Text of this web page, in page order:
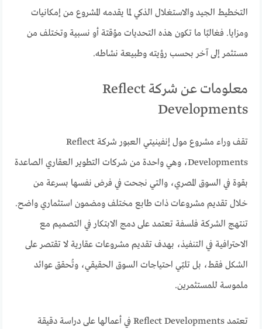
التخطيط الجيد والاستغلال الذكي لما يقدمه المشروع من إمكانيات
ومزايا. فغالبًا ما تكون هذه التحديات مؤقتة أو نسبية وتختلف من
مستثمر إلى آخر بحسب رؤيته وطبيعة نشاطه.
معلومات عن شركة Reflect
Developments
تقف وراء مشروع مول إنفينيتي العبور شركة Reflect
Developments، وهي واحدة من شركات التطوير العقاري الصاعدة
بقوة في السوق المصري، والتي نجحت في فرض نفسها بسرعة من
خلال تقديم مشروعات ذات طابع مختلف ومضمون استثماري واضح.
تنتهج الشركة فلسفة تعتمد على دمج الابتكار في التصميم مع
الاحترافية في التنفيذ، بهدف تقديم مشروعات عقارية لا تقتصر على
الشكل فقط، بل تلبّي احتياجات السوق الحقيقي، وتُحقق عوائد
ملموسة للمستثمرين.
تعتمد Reflect Developments في أعمالها على دراسة دقيقة